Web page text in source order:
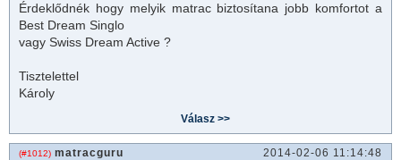
Érdeklődnék hogy melyik matracbiztosítana jobb komfortot a
Best Dream Singlo
vagy Swiss Dream Active ?
Tisztelettel
Károly
(#1012) matracguru 2014-02-06 11:14:48